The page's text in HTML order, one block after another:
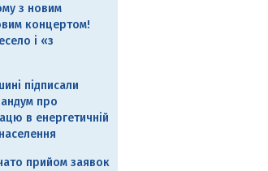
з новим
концертом!
і «з
підписали
про
в енергетичній
прийом заявок